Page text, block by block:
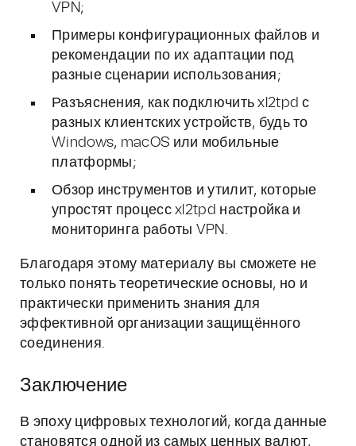
VPN;
Примеры конфигурационных файлов и
рекомендации по их адаптации под
разные сценарии использования;
Разъяснения, как подключить xl2tpd с
разных клиентских устройств, будь то
Windows, macOS или мобильные
платформы;
Обзор инструментов и утилит, которые
упростят процесс xl2tpd настройка и
мониторинга работы VPN.
Благодаря этому материалу вы сможете не
только понять теоретические основы, но и
практически применить знания для
эффективной организации защищённого
соединения.
Заключение
В эпоху цифровых технологий, когда данные
становятся одной из самых ценных валют,